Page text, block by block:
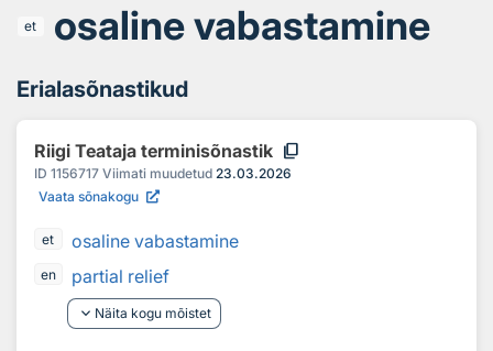
et osaline vabastamine
Erialasõnastikud
Riigi Teataja terminisõnastik content_copy
ID 1156717 Viimati muudetud 23.03.2026
Vaata sõnakogu
et osaline vabastamine
en
partial relief
keyboard_arrow_down Näita kogu mõistet